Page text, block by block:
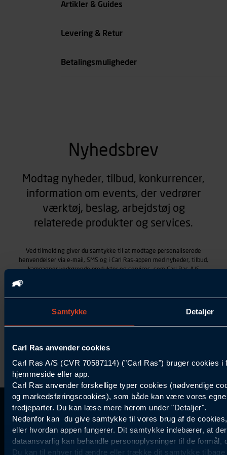
Samtykke Detaljer
Carl Ras anvender cookies
Carl Ras A/S (CVR 70587114) ("Carl Ras") bruger cookies
hjemmeside eller app.
Carl Ras anvender forskellige typer cookies (nødvendige
og markedsføringscookies), som både kan være vores
tredjeparter. Du kan læse mere herom under "Detaljer".
Nedenfor kan du give samtykke til vores brug af de
eller hvordan appen fungerer. Dit samtykke indebærer, at
dataansvarlig kan behandle personoplysninger til de formål,
Du kan til enhver tid ændre eller trække dit samtykke
Artikler & Guides
Levering & Retur
Betalingsmuligheder
Nyhedsbrev
Modtag nyheder, tilbud, konkurrencer,
information om events, der vedrører
værktøj, beslag, arbejdstøj og
relaterede produkter og services.
Ved tilmelding giver du samtykke til at modtage personaliserede
henvendelser via e-mail, SMS og i Carl Ras-appen med nyheder, tilbud,
kampagner vedrørende produkter og services, som Carl Ras A/S
(besøgs- og søgehistorik), samt dine tidligere køb (købshistorik).
behandle ovennævnte personoplysninger. Du kan trække dit
Kontakt Kundeservice
44 85 55
11
Information
Carl Ras Gruppen
Om os
Job og karriere
Kundefordele
Bliv kontokunde
Services
Digitale løsninger
Inspiration
Specialisten
Produktløsninger
Certificeret byggeri